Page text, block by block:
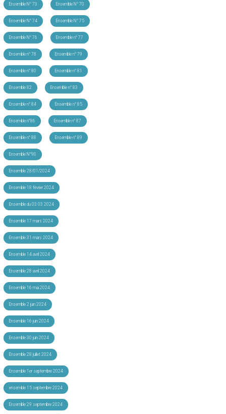
Ensemble N° 73 Ensemble N° 70
Ensemble N° 74 Ensemble N° 75
Ensemble N° 76 Ensemble n° 77
Ensemble n° 78 Ensemble n° 79
Ensemble n° 80 Ensemble n° 81
Ensemble 82 Ensemble n° 83
Ensemble n° 84 Ensemble n° 85
Ensemble n°86 Ensemble n° 87
Ensemble n° 88 Ensemble n° 89
Ensemble N°90
Ensemble 28/01/2024
Ensemble 18 février 2024
Ensemble du 03 03 2024
Ensemble 17 mars 2024
Ensemble 31 mars 2024
Ensemble 14 avril 2024
Ensemble 28 avril 2024
Ensemble 16 mai 2024
Ensemble 2 juin 2024
Ensemble 16 juin 2024
Ensemble 30 juin 2024
Ensemble 28 juillet 2024
Ensemble 1er septembre 2024
ensemble 15 septembre 2024
Ensemble 29 septembre 2024